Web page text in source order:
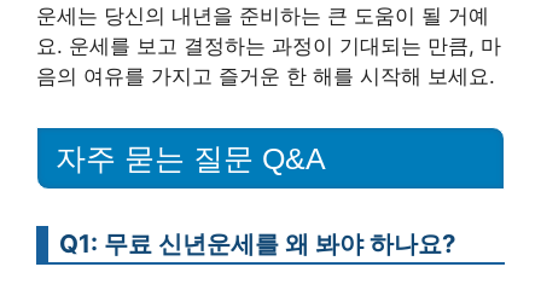
운세는 당신의 내년을 준비하는 큰 도움이 될 거예
요. 운세를 보고 결정하는 과정이 기대되는 만큼, 마
음의 여유를 가지고 즐거운 한 해를 시작해 보세요.
자주 묻는 질문 Q&A
Q1: 무료 신년운세를 왜 봐야 하나요?